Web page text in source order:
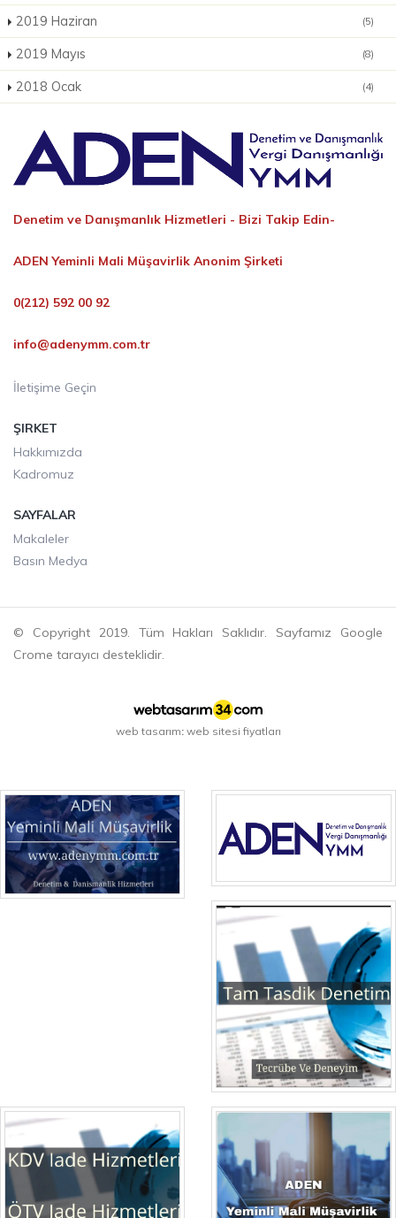
2019 Haziran (5)
2019 Mayıs (8)
2018 Ocak (4)
Denetim ve Danışmanlık Hizmetleri - Bizi Takip Edin-
ADEN Yeminli Mali Müşavirlik Anonim Şirketi
0(212) 592 00 92
info@adenymm.com.tr
İletişime Geçin
ŞIRKET
Hakkımızda
Kadromuz
SAYFALAR
Makaleler
Basın Medya
© Copyright 2019. Tüm Hakları Saklıdır. Sayfamız Google
Crome tarayıcı desteklidir.
web tasarım web sitesi fiyatları